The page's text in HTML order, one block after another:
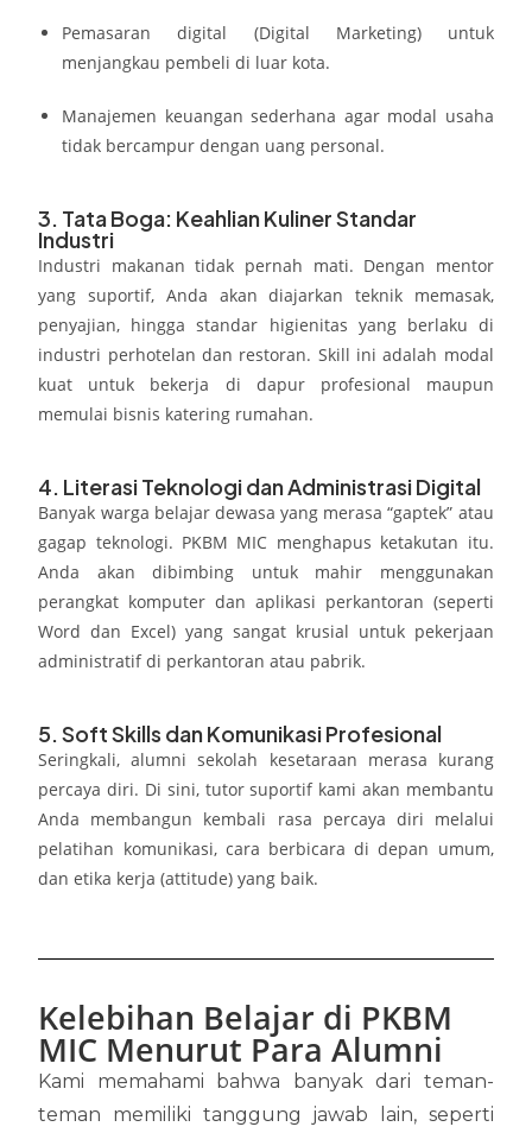
Pemasaran digital (Digital Marketing) untuk
menjangkau pembeli di luar kota.
Manajemen keuangan sederhana agar modal usaha
tidak bercampur dengan uang personal.
3. Tata Boga: Keahlian Kuliner Standar
Industri
Industri makanan tidak pernah mati. Dengan mentor
yang suportif, Anda akan diajarkan teknik memasak,
penyajian, hingga standar higienitas yang berlaku di
industri perhotelan dan restoran. Skill ini adalah modal
kuat untuk bekerja di dapur profesional maupun
memulai bisnis katering rumahan.
4. Literasi Teknologi dan Administrasi Digital
Banyak warga belajar dewasa yang merasa “gaptek” atau
gagap teknologi. PKBM MIC menghapus ketakutan itu.
Anda akan dibimbing untuk mahir menggunakan
perangkat komputer dan aplikasi perkantoran (seperti
Word dan Excel) yang sangat krusial untuk pekerjaan
administratif di perkantoran atau pabrik.
5. Soft Skills dan Komunikasi Profesional
Seringkali, alumni sekolah kesetaraan merasa kurang
percaya diri. Di sini, tutor suportif kami akan membantu
Anda membangun kembali rasa percaya diri melalui
pelatihan komunikasi, cara berbicara di depan umum,
dan etika kerja (attitude) yang baik.
Kelebihan Belajar di PKBM
MIC Menurut Para Alumni
Kami memahami bahwa banyak dari teman-
teman memiliki tanggung jawab lain, seperti